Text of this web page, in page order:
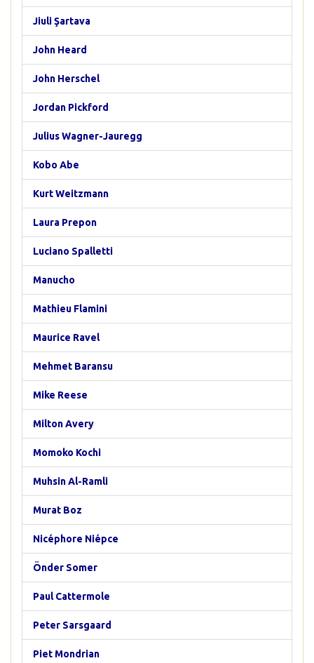
Jiuli Şartava
John Heard
John Herschel
Jordan Pickford
Julius Wagner-Jauregg
Kobo Abe
Kurt Weitzmann
Laura Prepon
Luciano Spalletti
Manucho
Mathieu Flamini
Maurice Ravel
Mehmet Baransu
Mike Reese
Milton Avery
Momoko Kochi
Muhsin Al-Ramli
Murat Boz
Nicéphore Niépce
Önder Somer
Paul Cattermole
Peter Sarsgaard
Piet Mondrian